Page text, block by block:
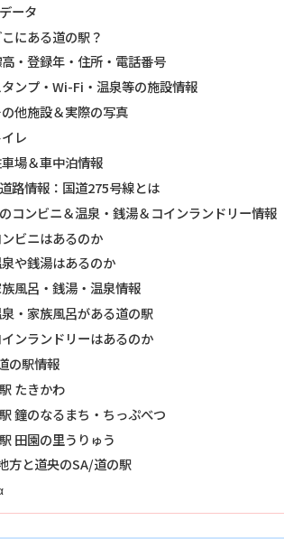
ータ
にある道の駅？
・登録年・住所・電話番号
ンプ・Wi-Fi・温泉等の施設情報
他施設＆実際の写真
イレ
場＆車中泊情報
路情報：国道275号線とは
コンビニ＆温泉・銭湯＆コインランドリー情報
ンビニはあるのか
や銭湯はあるのか
風呂・銭湯・温泉情報
・家族風呂がある道の駅
インランドリーはあるのか
の駅情報
たきかわ
鐘のなるまち・ちっぷべつ
田園の里うりゅう
方と道央のSA/道の駅